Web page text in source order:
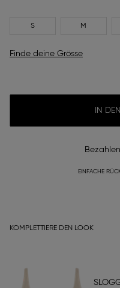
S M
Finde deine Grösse
IN
EINFACHE
KOMPLETTIERE DEN LOOK